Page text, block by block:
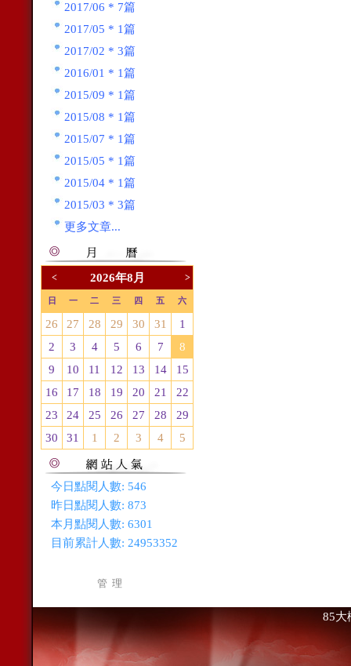
2017/06 * 7篇
2017/05 * 1篇
2017/02 * 3篇
2016/01 * 1篇
2015/09 * 1篇
2015/08 * 1篇
2015/07 * 1篇
2015/05 * 1篇
2015/04 * 1篇
2015/03 * 3篇
更多文章...
< 2026年8月 >
日 一 二 三 四 五 六
26 27 28 29 30 31
1
2
3 4 5 6 7
8
9
10 11 12 13 14
15
16
17 18 19 20 21
22
23
24 25 26 27 28
29
30
31 1 2 3 4 5
今日點閱人數: 546
昨日點閱人數: 873
本月點閱人數: 6301
目前累計人數: 24953352
管 理
85大